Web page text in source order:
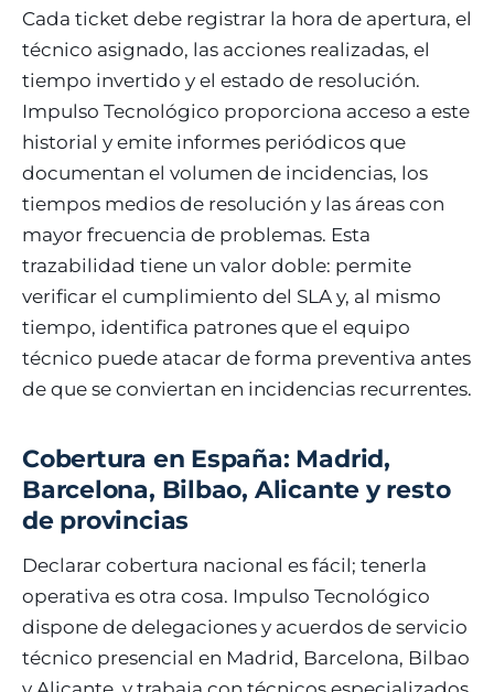
Cada ticket debe registrar la hora de apertura, el
técnico asignado, las acciones realizadas, el
tiempo invertido y el estado de resolución.
Impulso Tecnológico proporciona acceso a este
historial y emite informes periódicos que
documentan el volumen de incidencias, los
tiempos medios de resolución y las áreas con
mayor frecuencia de problemas. Esta
trazabilidad tiene un valor doble: permite
verificar el cumplimiento del SLA y, al mismo
tiempo, identifica patrones que el equipo
técnico puede atacar de forma preventiva antes
de que se conviertan en incidencias recurrentes.
Cobertura en España: Madrid,
Barcelona, Bilbao, Alicante y resto
de provincias
Declarar cobertura nacional es fácil; tenerla
operativa es otra cosa. Impulso Tecnológico
dispone de delegaciones y acuerdos de servicio
técnico presencial en Madrid, Barcelona, Bilbao